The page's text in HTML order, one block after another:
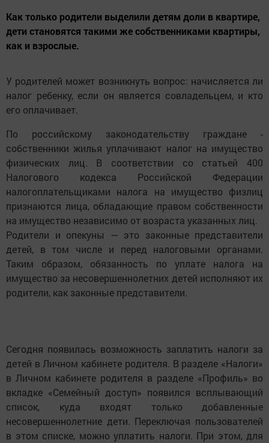
Как только родители выделили детям доли в квартире,
дети становятся такими же собственниками квартиры,
как и взрослые.
У родителей может возникнуть вопрос: начисляется ли
налог ребенку, если он является совладельцем, и кто
его оплачивает.
По российскому законодательству граждане -
собственники жилья уплачивают налог на имущество
физических лиц. В соответствии со статьей 400
Налогового кодекса Российской Федерации
налогоплательщиками налога на имущество физлиц
признаются лица, обладающие правом собственности
на имущество независимо от возраста указанных лиц.
Родители и опекуны — это законные представители
детей, в том числе и перед налоговыми органами.
Таким образом, обязанность по уплате налога на
имущество за несовершеннолетних детей исполняют их
родители, как законные представители.
Сегодня появилась возможность заплатить налоги за
детей в Личном кабинете родителя. В разделе «Налоги»
в Личном кабинете родителя в разделе «Профиль» во
вкладке «Семейный доступ» появился всплывающий
список, куда входят только добавленные
несовершеннолетние дети. Переключая пользователей
в этом списке, можно уплатить налоги. При этом, для